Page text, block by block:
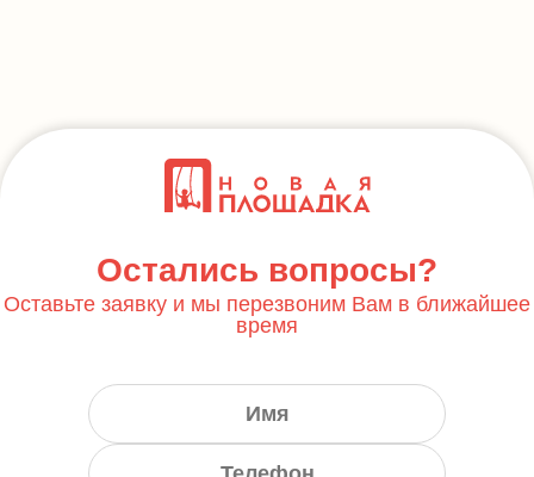
Остались вопросы?
Оставьте заявку и мы перезвоним Вам в ближайшее
время